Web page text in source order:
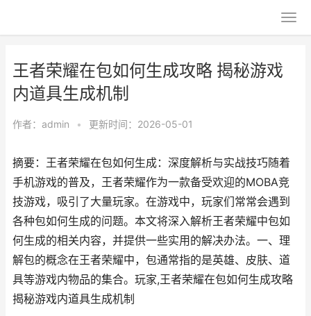
王者荣耀在包如何生成攻略 揭秘游戏
内道具生成机制
作者： admin • 更新时间：2026-05-01
摘要：王者荣耀在包如何生成：深度解析与实战技巧随着
手机游戏的普及，王者荣耀作为一款备受欢迎的MOBA竞
技游戏，吸引了大量玩家。在游戏中，玩家们常常会遇到
各种包如何生成的问题。本文将深入解析王者荣耀中包如
何生成的相关内容，并提供一些实用的解决办法。一、理
解包的概念在王者荣耀中，包通常指的是英雄、皮肤、道
具等游戏内物品的集合。玩家,王者荣耀在包如何生成攻略
揭秘游戏内道具生成机制